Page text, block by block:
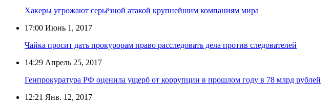
Хакеры угрожают серьёзной атакой крупнейшим компаниям мира
17:00 Июнь 1, 2017
Чайка просит дать прокурорам право расследовать дела против следователей
14:29 Апрель 25, 2017
Генпрокуратура РФ оценила ущерб от коррупции в прошлом году в 78 млрд рублей
12:21 Янв. 12, 2017